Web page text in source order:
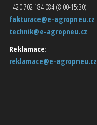
+420 702 184 084 (8:00-15:30)
fakturace@e-agropneu.cz
technik@e-agropneu.cz
Reklamace:
reklamace@e-agropneu.cz